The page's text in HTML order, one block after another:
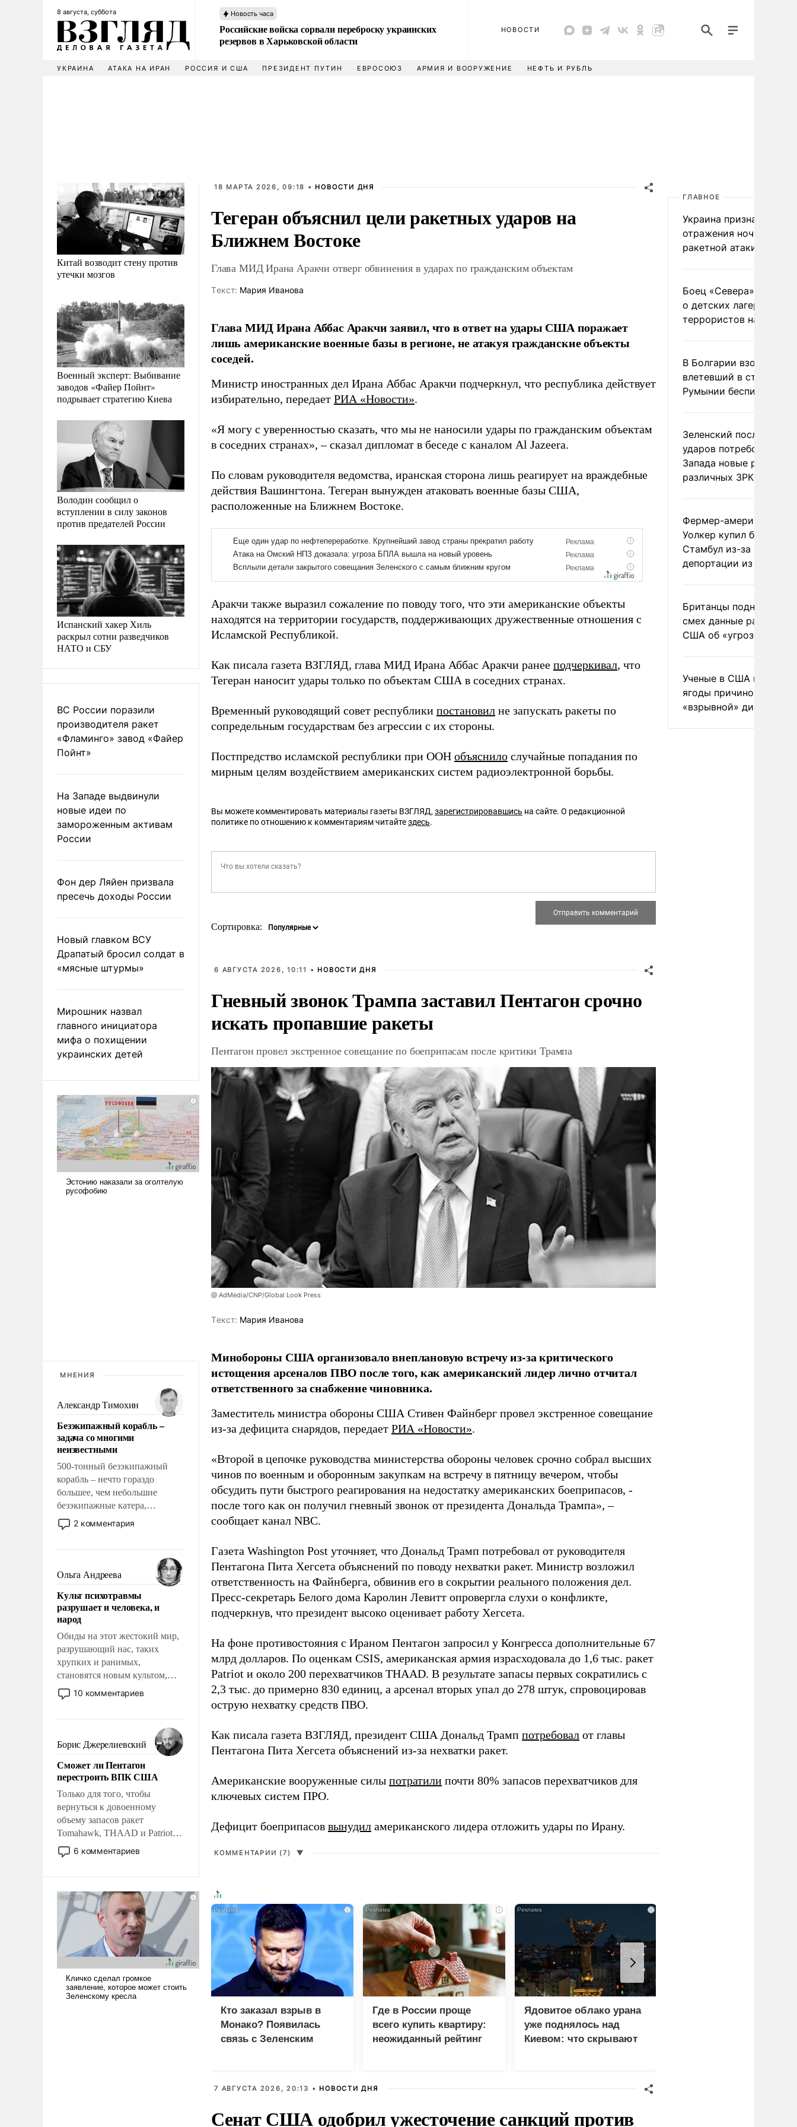
8 августа, суббота Новость часа
Российские войска сорвали переброску украинских
резервов в Харьковской области
НОВОСТИ
УКРАИНА АТАКА НА ИРАН РОССИЯ И США ПРЕЗИДЕНТ ПУТИН ЕВРОСОЮЗ АРМИЯ И ВООРУЖЕНИЕ НЕФТЬ И РУБЛЬ
Китай возводит стену против
утечки мозгов
Военный эксперт: Выбивание
заводов «Файер Пойнт»
подрывает стратегию Киева
Володин сообщил о
вступлении в силу законов
против предателей России
Испанский хакер Хиль
раскрыл сотни разведчиков
НАТО и СБУ
ВС России поразили
производителя ракет
«Фламинго» завод «Файер
Пойнт»
На Западе выдвинули
новые идеи по
замороженным активам
России
Фон дер Ляйен призвала
пресечь доходы России
Новый главком ВСУ
Драпатый бросил солдат в
«мясные штурмы»
Мирошник назвал
главного инициатора
мифа о похищении
украинских детей
МНЕНИЯ
Александр Тимохин
Безэкипажный корабль –
задача со многими
неизвестными
500-тонный безэкипажный
корабль – нечто гораздо
большее, чем небольшие
безэкипажные катера,
применение которых уже
стало обыденностью. Задача по
сложна и амбициозна. Однако
и ее реализация радикально
поднимет наши боевые
возможности.
2 комментария
Ольга Андреева
Культ психотравмы
разрушает и человека, и
народ
Обиды на этот жестокий мир,
разрушающий нас, таких
хрупких и ранимых,
становятся новым культом,
постепенно вытесняя и
отменяя традиционное
мужественным и твердым под
ударами судьбы, брать на себя
ответственность, помогать
слабым, идти вперед и
адаптироваться.
10 комментариев
Борис Джерелиевский
Сможет ли Пентагон
перестроить ВПК США
Только для того, чтобы
вернуться к довоенному
объему запасов ракет
Tomahawk, THAAD и Patriot
США потребуется более трех
лет. Даже небольшая война с
Сложившаяся ситуация
означает многолетний период
уязвимости США, например,
перед Китаем.
6 комментариев
18 МАРТА 2026, 09:18 • НОВОСТИ ДНЯ
Тегеран объяснил цели ракетных ударов на
Ближнем Востоке
Глава МИД Ирана Аракчи отверг обвинения в ударах по гражданским объектам
Tекст: Мария Иванова
Глава МИД Ирана Аббас Аракчи заявил, что в ответ на удары США поражает
лишь американские военные базы в регионе, не атакуя гражданские объекты
соседей.
Министр иностранных дел Ирана Аббас Аракчи подчеркнул, что республика действует
избирательно, передает РИА «Новости».
«Я могу с уверенностью сказать, что мы не наносили удары по гражданским объектам
в соседних странах», – сказал дипломат в беседе с каналом Al Jazeera.
По словам руководителя ведомства, иранская сторона лишь реагирует на враждебные
действия Вашингтона. Тегеран вынужден атаковать военные базы США,
расположенные на Ближнем Востоке.
Аракчи также выразил сожаление по поводу того, что эти американские объекты
находятся на территории государств, поддерживающих дружественные отношения с
Исламской Республикой.
Как писала газета ВЗГЛЯД, глава МИД Ирана Аббас Аракчи ранее подчеркивал, что
Тегеран наносит удары только по объектам США в соседних странах.
Временный руководящий совет республики постановил не запускать ракеты по
сопредельным государствам без агрессии с их стороны.
Постпредство исламской республики при ООН объяснило случайные попадания по
мирным целям воздействием американских систем радиоэлектронной борьбы.
Вы можете комментировать материалы газеты ВЗГЛЯД, зарегистрировавшись на сайте. О редакционной
политике по отношению к комментариям читайтездесь.
Сортировка:
6 АВГУСТА 2026, 10:11 • НОВОСТИ ДНЯ
Гневный звонок Трампа заставил Пентагон срочно
искать пропавшие ракеты
Пентагон провел экстренное совещание по боеприпасам после критики Трампа
@ AdMedia/CNP/Global Look Press
Tекст: Мария Иванова
Минобороны США организовало внеплановую встречу из-за критического
истощения арсеналов ПВО после того, как американский лидер лично отчитал
ответственного за снабжение чиновника.
Заместитель министра обороны США Стивен Файнберг провел экстренное совещание
из-за дефицита снарядов, передает РИА «Новости».
«Второй в цепочке руководства министерства обороны человек срочно собрал высших
чинов по военным и оборонным закупкам на встречу в пятницу вечером, чтобы
обсудить пути быстрого реагирования на недостатку американских боеприпасов, -
после того как он получил гневный звонок от президента Дональда Трампа», –
сообщает канал NBC.
Газета Washington Post уточняет, что Дональд Трамп потребовал от руководителя
Пентагона Пита Хегсета объяснений по поводу нехватки ракет. Министр возложил
ответственность на Файнберга, обвинив его в сокрытии реального положения дел.
Пресс-секретарь Белого дома Каролин Левитт опровергла слухи о конфликте,
подчеркнув, что президент высоко оценивает работу Хегсета.
На фоне противостояния с Ираном Пентагон запросил у Конгресса дополнительные 67
млрд долларов. По оценкам CSIS, американская армия израсходовала до 1,6 тыс. ракет
Patriot и около 200 перехватчиков THAAD. В результате запасы первых сократились с
2,3 тыс. до примерно 830 единиц, а арсенал вторых упал до 278 штук, спровоцировав
острую нехватку средств ПВО.
Как писала газета ВЗГЛЯД, президент США Дональд Трамп потребовал от главы
Пентагона Пита Хегсета объяснений из-за нехватки ракет.
Американские вооруженные силы потратили почти 80% запасов перехватчиков для
ключевых систем ПРО.
Дефицит боеприпасов вынудил американского лидера отложить удары по Ирану.
КОММЕНТАРИИ (7) ▼
i
Кто заказал взрыв в
Монако? Появилась
связь с Зеленским
i
Где в России проще
всего купить квартиру:
неожиданный рейтинг
i
Ядовитое облако урана
уже поднялось над
Киевом: что скрывают
7 АВГУСТА 2026, 20:13 • НОВОСТИ ДНЯ
Сенат США одобрил ужесточение санкций против
ГЛАВНОЕ
Украина признала
отражения ночной
ракетной атаки
Боец «Севера»
о детских лагерях
террористов на
В Болгарии взорвался
влетевший в страну из
Румынии беспилотник
Зеленский после
ударов потребовал у
Запада новые ракеты
различных ЗРК
Фермер-американец
Уолкер купил билет в
Стамбул из-за угрозы
депортации из России
Британцы подняли на
смех данные разведки
США об «угрозе
Ученые в США назвали
ягоды причиной
«взрывной» диареи